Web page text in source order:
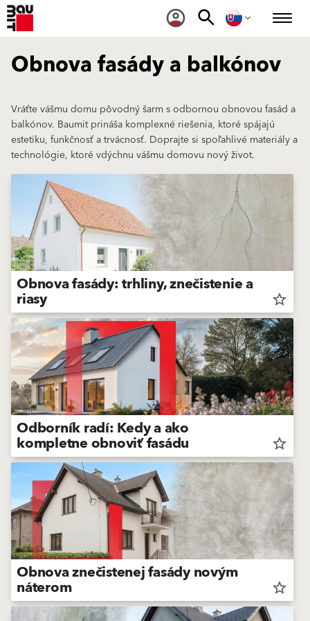
Obnova fasády a balkónov
Vráťte vášmu domu pôvodný šarm s odbornou obnovou fasád a
balkónov. Baumit prináša komplexné riešenia, ktoré spájajú
estetiku, funkčnosť a trvácnosť. Doprajte si spoľahlivé materiály a
technológie, ktoré vdýchnu vášmu domovu nový život.
Obnova fasády: trhliny, znečistenie a
riasy star_border
Odborník radí: Kedy a ako
kompletne obnoviť fasádu star_border
Obnova znečistenej fasády novým
náterom star_border